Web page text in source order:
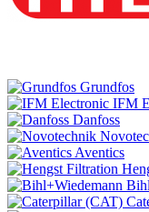
Grundfos
IFM
Danfoss
Aventics